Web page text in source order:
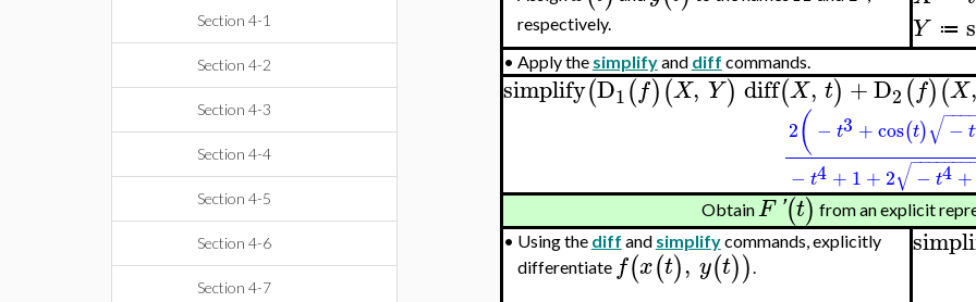
Section 4-1
Section 4-2
Section 4-3
Section 4-4
Section 4-5
Section 4-6
Section 4-7
respectively.
Y ≔
• Apply the simplifyand diff commands.
simplify(D1(f)(X, Y) diff(X, t) +D2 (f)(X,
2( − t3 +cos(t) − t
−−−
√
− t4 + 1 + 2 − t4 +
−−−−−−−
√
ObtainF '(t) from an explicit
• Using the diff and simplifycommands, explicitly
differentiate f(x(t), y(t)).